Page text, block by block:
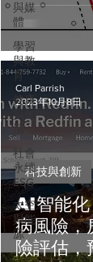
與媒
體
學習
與教
育
健康
與生
活
社會
永續
ESG
太空
與能
源
AI智能化
病風險，
險評估，
科技與創新
Carl Parrish
2023年10月8日